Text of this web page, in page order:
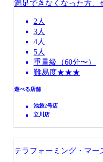
満足できなくなった方
2人
3人
4人
5人
重量級（60分〜）
難易度★★★
遊べる店舗
池袋2号店
立川店
テラフォーミング・マー